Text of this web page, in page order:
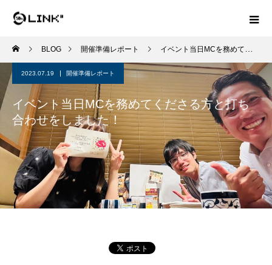
BLOG 開催準備レポート イベント当日MCを務めてくださる方と打ち合わせをしました！
2023.07.19 開催準備レポート
イベント当日MCを務めてくださる方と打ち
合わせをしました！